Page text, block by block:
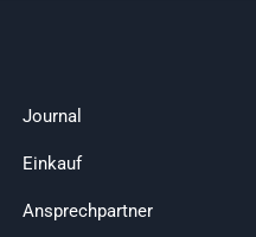
Journal
Einkauf
Ansprechpartner